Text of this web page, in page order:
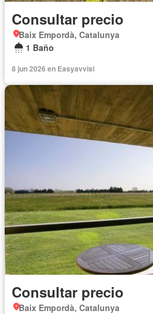
Consultar precio
Baix Empordà, Catalunya
1 Baño
8 jun 2026 en Easyavvisi
Consultar precio
Baix Empordà, Catalunya